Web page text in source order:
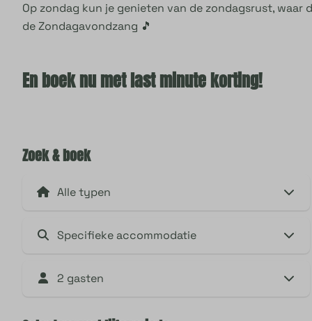
Op zondag kun je genieten van de zondagsrust,
de Zondagavondzang 🎵
En boek nu met last minute korting!
Zoek & boek
2 gasten